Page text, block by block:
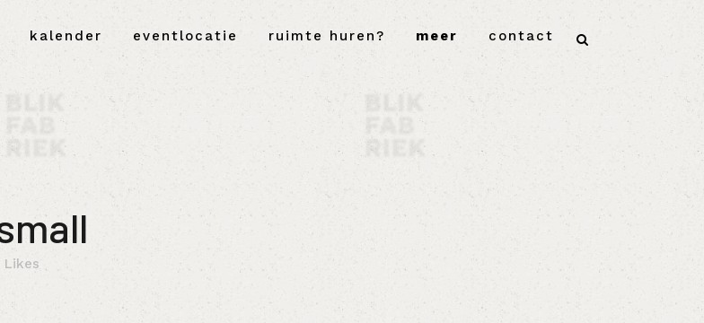
kalender eventlocatie ruimte huren? meer contact
Likes